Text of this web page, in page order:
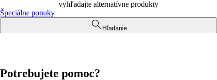
vyhľadajte alternatívne produkty
Špeciálne ponuky
Hľadanie
Potrebujete pomoc?